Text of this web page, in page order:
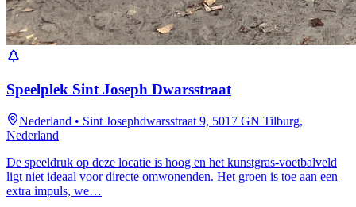
Speelplek Sint Joseph Dwarsstraat
Nederland • Sint Josephdwarsstraat 9, 5017 GN Tilburg,
Nederland
De speeldruk op deze locatie is hoog en het kunstgras-voetbalveld
ligt niet ideaal voor directe omwonenden. Het groen is toe aan een
extra impuls, we…